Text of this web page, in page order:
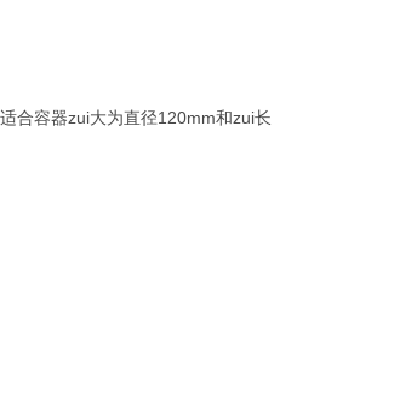
合容器zui大为直径120mm和zui长